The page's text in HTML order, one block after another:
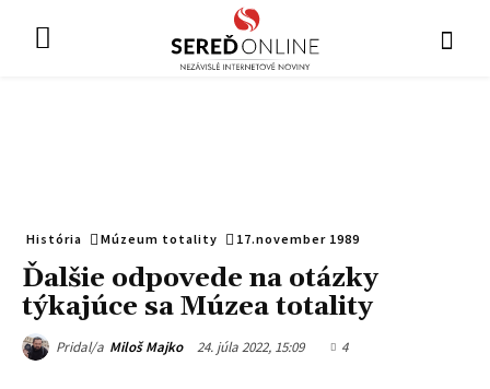
História Múzeum totality 17.november 1989
Ďalšie odpovede na otázky
týkajúce sa Múzea totality
Pridal/a Miloš Majko 24. júla 2022, 15:09 4